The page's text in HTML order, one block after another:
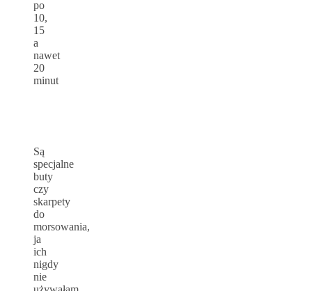
po
10,
15
a
nawet
20
minut
Są
specjalne
buty
czy
skarpety
do
morsowania,
ja
ich
nigdy
nie